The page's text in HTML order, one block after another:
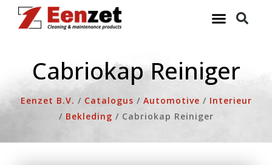
naar
Cabriokap Reiniger
Eenzet B.V. / Catalogus /Automotive / Interieur
/ Bekleding / Cabriokap Reiniger